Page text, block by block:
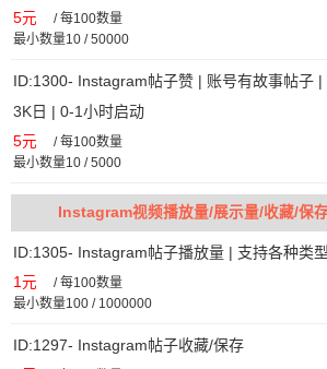
5元 /每100数量
最小数量10 / 50000
ID:1300- Instagram帖子赞 | 账号有故事帖子
3K日 | 0-1小时启动
5元 /每100数量
最小数量10 / 5000
Instagram视频播放量/展示量/收藏/保
ID:1305- Instagram帖子播放量 | 支持各种类
1元 /每100数量
最小数量100 / 1000000
ID:1297- Instagram帖子收藏/保存